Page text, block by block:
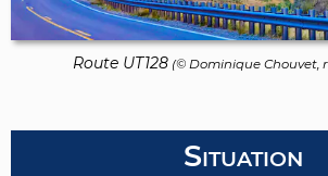
Route UT128 (© Dominique Chouvet,
Situation